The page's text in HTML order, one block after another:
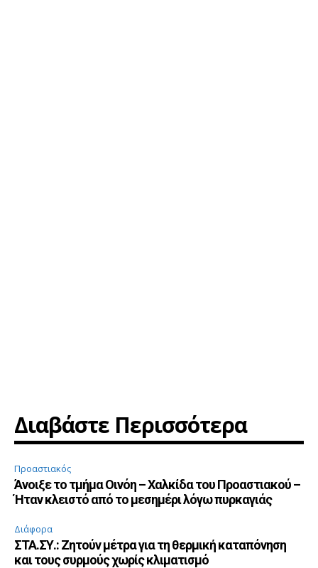
Διαβάστε Περισσότερα
Προαστιακός
Άνοιξε το τμήμα Οινόη – Χαλκίδα του Προαστιακού –
Ήταν κλειστό από το μεσημέρι λόγω πυρκαγιάς
Διάφορα
ΣΤΑ.ΣΥ.: Ζητούν μέτρα για τη θερμική καταπόνηση
και τους συρμούς χωρίς κλιματισμό